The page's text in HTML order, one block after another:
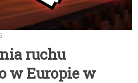
ruchu
w Europie w